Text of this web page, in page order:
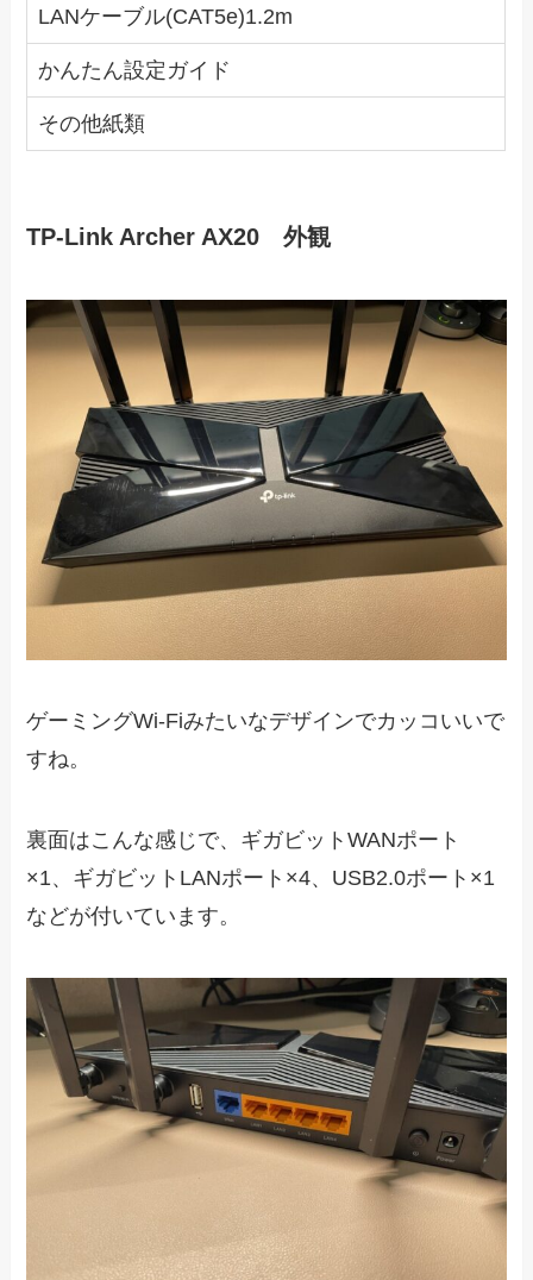
LANケーブル(CAT5e)1.2m
かんたん設定ガイド
その他紙類
TP-Link Archer AX20 外観
ゲーミングWi-Fiみたいなデザインでカッコいいで
すね。
裏面はこんな感じで、ギガビットWANポート
×1、ギガビットLANポート×4、USB2.0ポート×1
などが付いています。